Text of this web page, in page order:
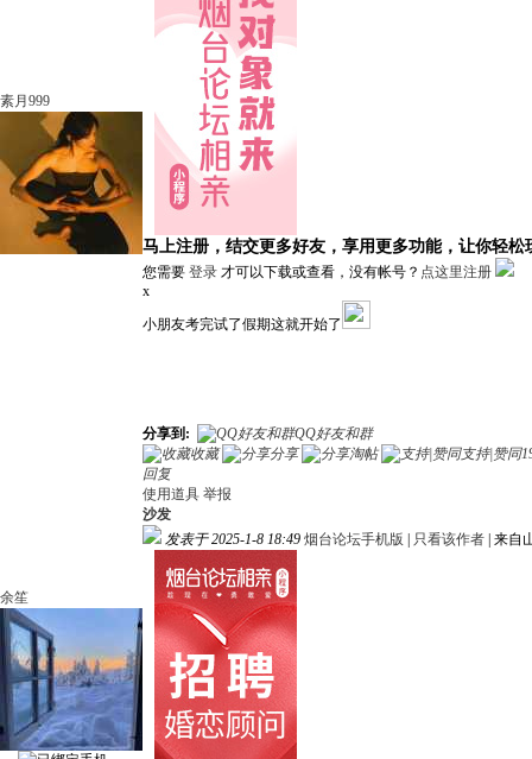
素月999
马上注册，结交更多好友，享用更多功能，让你轻松
您需要 登录 才可以下载或查看，没有帐号？ 点这里注册
x
小朋友考完试了假期这就开始了
分享到:
QQ好友和群
收藏
分享 淘帖 支持|赞同
回复
使用道具 举报
余笙
沙发
发表于 2025-1-8 18:49 烟台论坛手机版 只看该作者 来自